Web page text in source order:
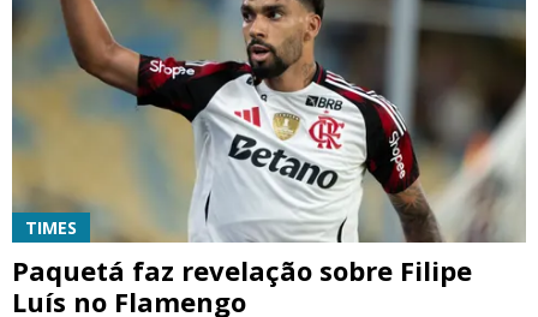
TIMES
Paquetá faz revelação sobre Filipe
Luís no Flamengo